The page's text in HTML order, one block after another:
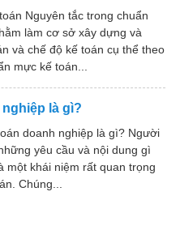
Nguyên tắc trong chuẩn
làm cơ sở xây dựng và
và chế độ kế toán cụ thể theo
mực kế toán...
là gì?
doanh nghiệp là gì? Người
yêu cầu và nội dung gì
một khái niệm rất quan trọng
Chúng...